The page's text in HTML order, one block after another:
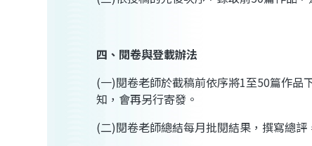
四、閱卷與登載辦法
(一)閱卷老師於截稿前依序將1至50篇作品
知，會再另行寄發。
(二)閱卷老師總結每月批閱結果，撰寫總評